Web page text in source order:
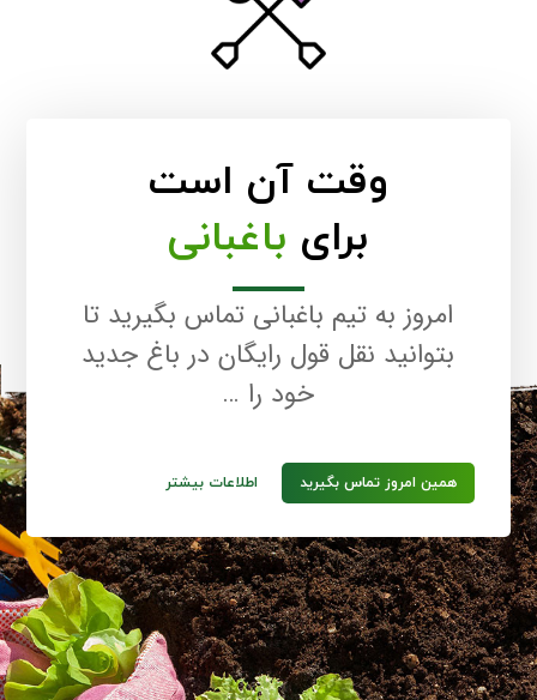
برای ایجاد باغ رویاهای خود، همین امروز از برخی از
متخصصان حرفه ای ما کمک بگیرید.لوازم باغبانی
اطلاعات بیشتر
وقت آن است
برای باغبانی
امروز به تیم باغبانی تماس بگیرید تا
بتوانید نقل قول رایگان در باغ جدید
خود را …
همین امروز تماس بگیرید اطلاعات بیشتر